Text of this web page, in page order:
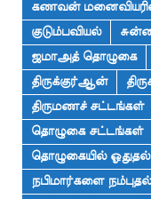
கணவன்
குடும்பவியல்
ஜமாஅத் தொழுகை
திருக்குர்ஆன்
திருமணச் சட்டங்கள்
தொழுகை சட்டங்கள்
தொழுகையில் ஓதுதல்
நபிமார்களை நம்புதல்